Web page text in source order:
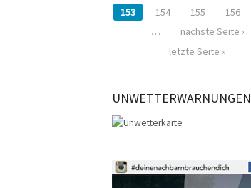
153
154 155 156
…
nächste Seite ›
letzte Seite »
UNWETTERWARNUNGEN